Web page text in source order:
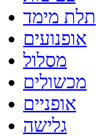
תלת מימד
אופנועים
מסלול
מכשולים
אופניים
גלישה